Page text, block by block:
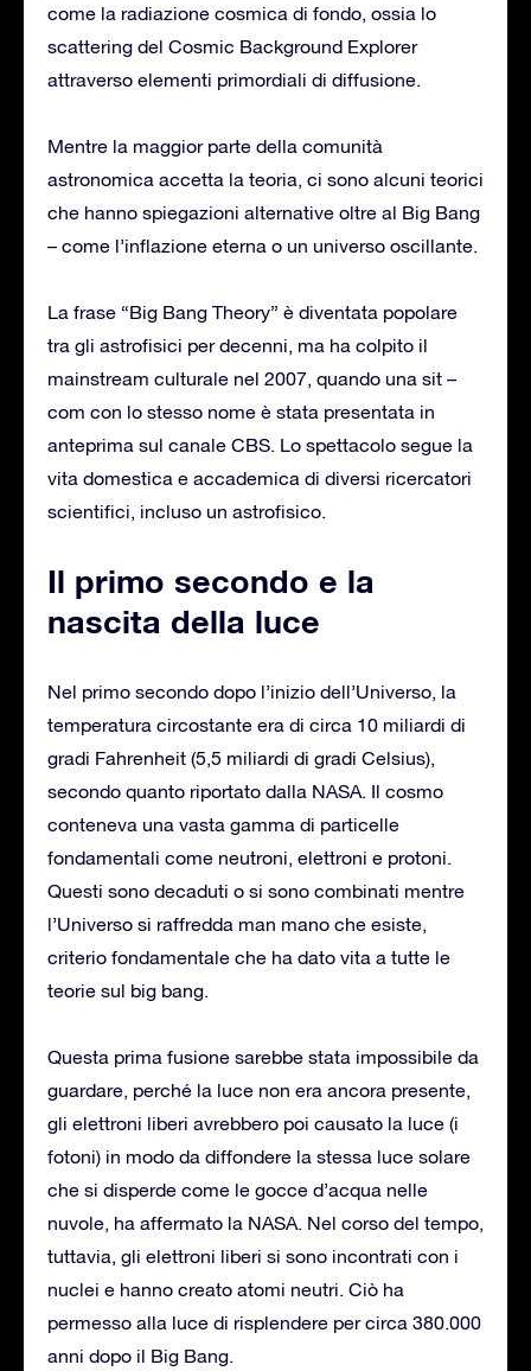
come la radiazione cosmica di fondo, ossia lo
scattering del Cosmic Background Explorer
attraverso elementi primordiali di diffusione.
Mentre la maggior parte della comunità
astronomica accetta la teoria, ci sono alcuni teorici
che hanno spiegazioni alternative oltre al Big Bang
– come l’inflazione eterna o un universo oscillante.
La frase “Big Bang Theory” è diventata popolare
tra gli astrofisici per decenni, ma ha colpito il
mainstream culturale nel 2007, quando una sit –
com con lo stesso nome è stata presentata in
anteprima sul canale CBS. Lo spettacolo segue la
vita domestica e accademica di diversi ricercatori
scientifici, incluso un astrofisico.
Il primo secondo e la
nascita della luce
Nel primo secondo dopo l’inizio dell’Universo, la
temperatura circostante era di circa 10 miliardi di
gradi Fahrenheit (5,5 miliardi di gradi Celsius),
secondo quanto riportato dalla NASA. Il cosmo
conteneva una vasta gamma di particelle
fondamentali come neutroni, elettroni e protoni.
Questi sono decaduti o si sono combinati mentre
l’Universo si raffredda man mano che esiste,
criterio fondamentale che ha dato vita a tutte le
teorie sul big bang.
Questa prima fusione sarebbe stata impossibile da
guardare, perché la luce non era ancora presente,
gli elettroni liberi avrebbero poi causato la luce (i
fotoni) in modo da diffondere la stessa luce solare
che si disperde come le gocce d’acqua nelle
nuvole, ha affermato la NASA. Nel corso del tempo,
tuttavia, gli elettroni liberi si sono incontrati con i
nuclei e hanno creato atomi neutri. Ciò ha
permesso alla luce di risplendere per circa 380.000
anni dopo il Big Bang.